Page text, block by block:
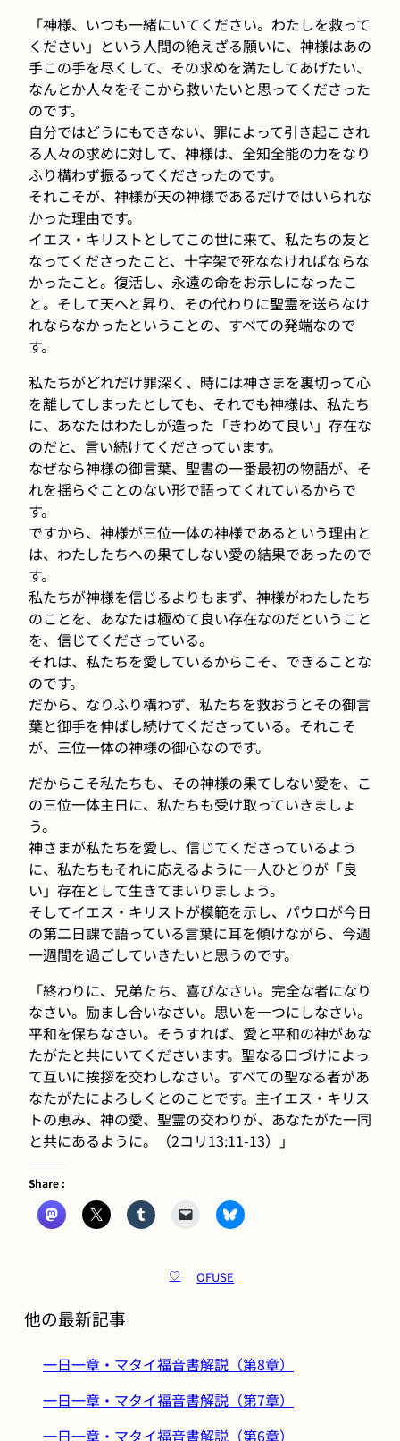
「神様、いつも一緒にいてください。わたしを救って
ください」という人間の絶えざる願いに、神様はあの
手この手を尽くして、その求めを満たしてあげたい、
なんとか人々をそこから救いたいと思ってくださった
のです。
自分ではどうにもできない、罪によって引き起こされ
る人々の求めに対して、神様は、全知全能の力をなり
ふり構わず振るってくださったのです。
それこそが、神様が天の神様であるだけではいられな
かった理由です。
イエス・キリストとしてこの世に来て、私たちの友と
なってくださったこと、十字架で死ななければならな
かったこと。復活し、永遠の命をお示しになったこ
と。そして天へと昇り、その代わりに聖霊を送らなけ
れならなかったということの、すべての発端なので
す。
私たちがどれだけ罪深く、時には神さまを裏切って心
を離してしまったとしても、それでも神様は、私たち
に、あなたはわたしが造った「きわめて良い」存在な
のだと、言い続けてくださっています。
なぜなら神様の御言葉、聖書の一番最初の物語が、そ
れを揺らぐことのない形で語ってくれているからで
す。
ですから、神様が三位一体の神様であるという理由と
は、わたしたちへの果てしない愛の結果であったので
す。
私たちが神様を信じるよりもまず、神様がわたしたち
のことを、あなたは極めて良い存在なのだということ
を、信じてくださっている。
それは、私たちを愛しているからこそ、できることな
のです。
だから、なりふり構わず、私たちを救おうとその御言
葉と御手を伸ばし続けてくださっている。それこそ
が、三位一体の神様の御心なのです。
だからこそ私たちも、その神様の果てしない愛を、こ
の三位一体主日に、私たちも受け取っていきましょ
う。
神さまが私たちを愛し、信じてくださっているよう
に、私たちもそれに応えるように一人ひとりが「良
い」存在として生きてまいりましょう。
そしてイエス・キリストが模範を示し、パウロが今日
の第二日課で語っている言葉に耳を傾けながら、今週
一週間を過ごしていきたいと思うのです。
「終わりに、兄弟たち、喜びなさい。完全な者になり
なさい。励まし合いなさい。思いを一つにしなさい。
平和を保ちなさい。そうすれば、愛と平和の神があな
たがたと共にいてくださいます。聖なる口づけによっ
て互いに挨拶を交わしなさい。すべての聖なる者があ
なたがたによろしくとのことです。主イエス・キリス
トの恵み、神の愛、聖霊の交わりが、あなたがた一同
と共にあるように。（2コリ13:11-13）」
Share :
♡ OFUSE
他の最新記事
一日一章・マタイ福音書解説（第8章）
一日一章・マタイ福音書解説（第7章）
一日一章・マタイ福音書解説（第6章）